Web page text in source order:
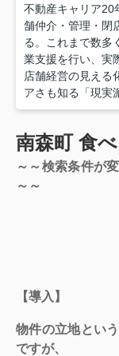
不動産キャリア20
舗仲介・管理・閉
る。これまで数多
業支援を行い、実
店舗経営の見える
アさも知る「現実
南森町 食
～～検索条件が
～～
【導入】
物件の立地とい
ですが、